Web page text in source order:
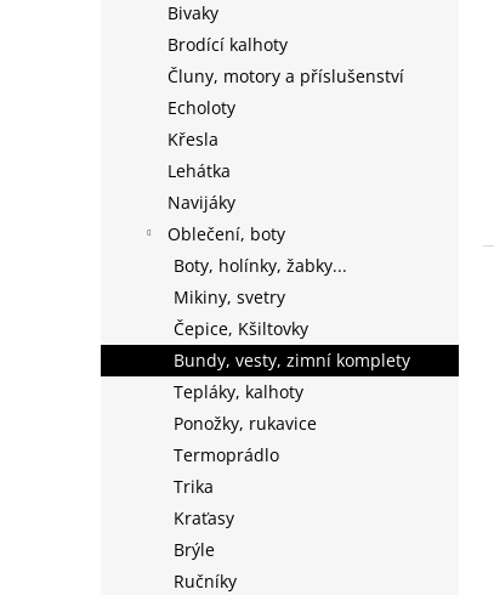
Bivaky
Brodící kalhoty
Čluny, motory a příslušenství
Echoloty
Křesla
Lehátka
Navijáky
Oblečení, boty
Boty, holínky, žabky...
Mikiny, svetry
Čepice, Kšiltovky
Bundy, vesty, zimní komplety
Tepláky, kalhoty
Ponožky, rukavice
Termoprádlo
Trika
Kraťasy
Brýle
Ručníky